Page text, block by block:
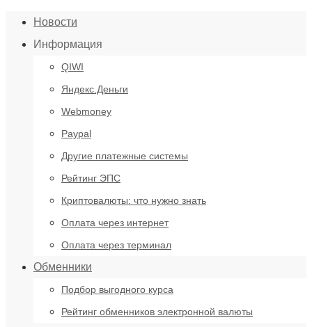
Новости
Информация
QIWI
Яндекс.Деньги
Webmoney
Paypal
Другие платежные системы
Рейтинг ЭПС
Криптовалюты: что нужно знать
Оплата через интернет
Оплата через терминал
Обменники
Подбор выгодного курса
Рейтинг обменников электронной валюты